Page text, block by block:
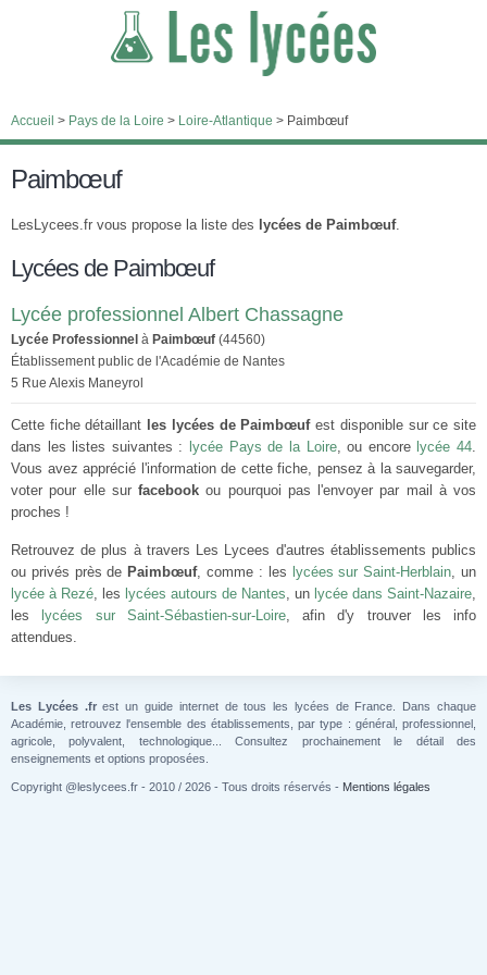
Accueil > Pays de la Loire > Loire-Atlantique > Paimbœuf
Paimbœuf
LesLycees.fr vous propose la liste des lycées de Paimbœuf.
Lycées de Paimbœuf
Lycée professionnel Albert Chassagne
Lycée Professionnel à Paimbœuf (44560)
Établissement public de l'Académie de Nantes
5 Rue Alexis Maneyrol
Cette fiche détaillant les lycées de Paimbœufest disponible sur ce site
dans les listes suivantes :
lycée Pays de la Loire, ou encore lycée 44.
Vous avez apprécié l'information de cette fiche, pensez à la sauvegarder,
voter pour elle sur facebook ou pourquoi pas l'envoyer par mail à vos
proches !
Retrouvez de plus à travers Les Lycees d'autres établissements publics
ou privés près de Paimbœuf, comme : les lycées sur Saint-Herblain, un
lycée à Rezé, les lycées autours de Nantes, un lycée dans Saint-Nazaire,
les
lycées sur Saint-Sébastien-sur-Loire, afin d'y trouver les info
attendues.
Les Lycées .frest un guide internet de tous les lycées de France. Dans chaque
Académie, retrouvez l'ensemble des établissements, par type : général, professionnel,
agricole, polyvalent, technologique... Consultez prochainement le détail des
enseignements et options proposées.
Copyright @leslycees.fr - 2010 / 2026 - Tous droits réservés - Mentions légales